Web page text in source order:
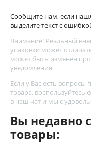
Сообщите нам, если
выделите текст с
Внимание! Реальный
упаковки может
может быть изменён
уведомления.
Если у Вас есть
товара, воспользуйтесь
в наш чат и мы с
Вы недавно
товары: